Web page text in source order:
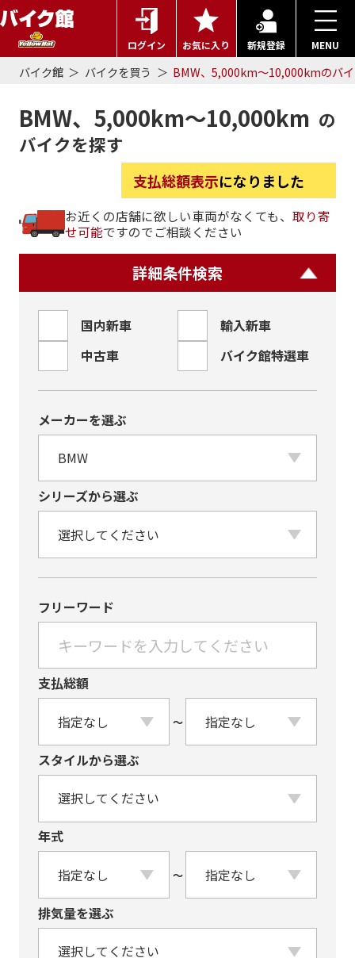
ログイン お気に入り 新規登録 MENU
バイク館 バイクを買う BMW、5,000km～10,000kmのバ
BMW、5,000km～10,000km の
バイクを探す
支払総額表示になりました
お近くの店舗に欲しい車両がなくても、取り寄
せ可能ですのでご相談ください
詳細条件検索
国内新車
輸入新車
中古車
バイク館特選車
メーカーを選ぶ
シリーズから選ぶ
フリーワード
支払総額
〜
スタイルから選ぶ
年式
〜
排気量を選ぶ